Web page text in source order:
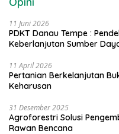
11 Juni 2026
PDKT Danau Tempe :
Keberlanjutan Sumber
11 April 2026
Pertanian Berkelanjutan
Keharusan
31 Desember 2025
Agroforestri Solusi
Rawan Bencana